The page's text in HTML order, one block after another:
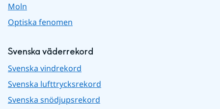
Moln
Optiska fenomen
Svenska väderrekord
Svenska vindrekord
Svenska lufttrycksrekord
Svenska snödjupsrekord